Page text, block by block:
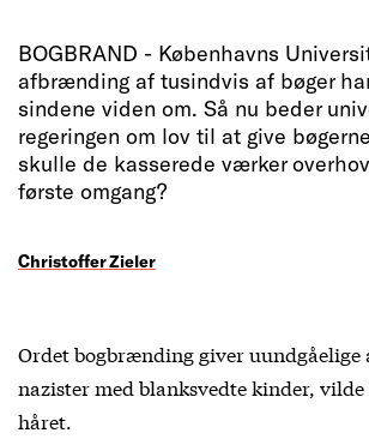
BOGBRAND - Københavns
afbrænding af tusindvis af bøger
sindene viden om. Så nu beder
regeringen om lov til at give
skulle de kasserede værker
første omgang?
Christoffer Zieler
Ordet bogbrænding giver uundgåelige
nazister med blanksvedte kinder, vilde
håret.